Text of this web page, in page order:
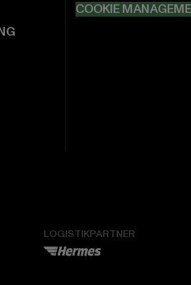
COOKIE
LOGISTIKPARTNER